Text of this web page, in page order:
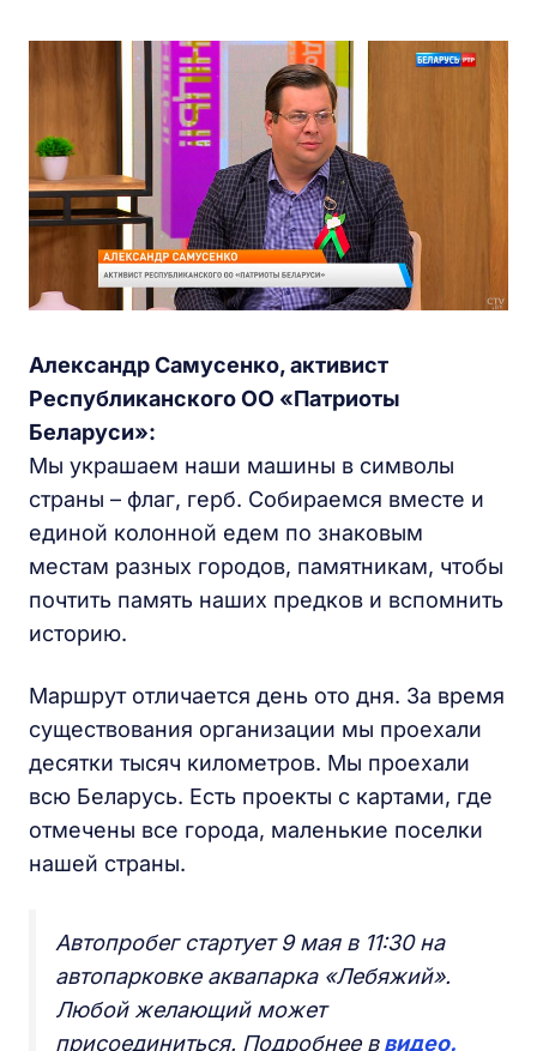
Александр Самусенко, активист
Республиканского ОО «Патриоты
Беларуси»:
Мы украшаем наши машины в символы
страны – флаг, герб. Собираемся вместе и
единой колонной едем по знаковым
местам разных городов, памятникам, чтобы
почтить память наших предков и вспомнить
историю.
Маршрут отличается день ото дня. За время
существования организации мы проехали
десятки тысяч километров. Мы проехали
всю Беларусь. Есть проекты с картами, где
отмечены все города, маленькие поселки
нашей страны.
Автопробег стартует 9 мая в 11:30 на
автопарковке аквапарка «Лебяжий».
Любой желающий может
присоединиться. Подробнее ввидео.